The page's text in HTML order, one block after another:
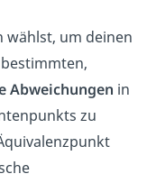
wählst, um deinen
Abweichungen in
zu